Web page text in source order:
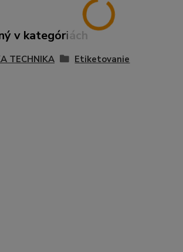
v kategóriách
TECHNIKA Etiketovanie